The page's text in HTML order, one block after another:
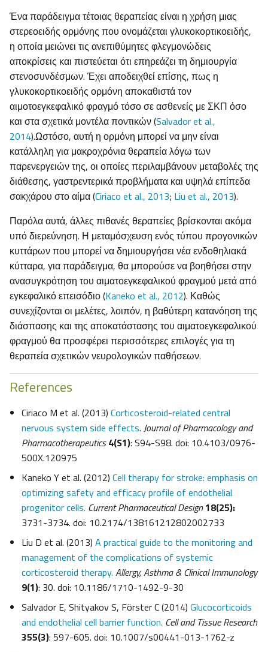
Ένα παράδειγμα τέτοιας θεραπείας είναι η χρήση μιας
στερεοειδής ορμόνης που ονομάζεται γλυκοκορτικοειδής,
η οποία μειώνει τις ανεπιθύμητες φλεγμονώδεις
αποκρίσεις και πιστεύεται ότι επηρεάζει τη δημιουργία
στενοσυνδέσμων. Έχει αποδειχθεί επίσης, πως η
γλυκοκορτικοειδής ορμόνη αποκαθιστά τον
αιμοτοεγκεφαλικό φραγμό τόσο σε ασθενείς με ΣΚΠ όσο
και στα σχετικά μοντέλα ποντικών (Salvador et al.,
2014).Ωστόσο, αυτή η ορμόνη μπορεί να μην είναι
κατάλληλη για μακροχρόνια θεραπεία λόγω των
παρενεργειών της, οι οποίες περιλαμβάνουν μεταβολές της
διάθεσης, γαστρεντερικά προβλήματα και υψηλά επίπεδα
σακχάρου στο αίμα (Ciriaco et al., 2013; Liu et al., 2013).
Παρόλα αυτά, άλλες πιθανές θεραπείες βρίσκονται ακόμα
υπό διερεύνηση. Η μεταμόσχευση ενός τύπου προγονικών
κυττάρων που μπορεί να δημιουργήσει νέα ενδοθηλιακά
κύτταρα, για παράδειγμα, θα μπορούσε να βοηθήσει στην
ανασυγκρότηση του αιματοεγκεφαλικού φραγμού μετά από
εγκεφαλικό επεισόδιο (Kaneko et al., 2012). Καθώς
συνεχίζονται οι μελέτες, λοιπόν, η βαθύτερη κατανόηση της
διάσπασης και της αποκατάστασης του αιματοεγκεφαλικού
φραγμού θα προσφέρει περισσότερες επιλογές για τη
θεραπεία σχετικών νευρολογικών παθήσεων.
References
Ciriaco M et al. (2013) Corticosteroid-related central
nervous system side effects. Journal of Pharmacology and
Pharmacotherapeutics 4(S1): S94-S98. doi: 10.4103/0976-
500X.120975
Kaneko Y et al. (2012) Cell therapy for stroke: emphasis on
optimizing safety and efficacy profile of endothelial
progenitor cells. Current Pharmaceutical Design18(25):
3731-3734. doi: 10.2174/138161212802002733
Liu D et al. (2013) A practical guide to the monitoring and
management of the complications of systemic
corticosteroid therapy. Allergy, Asthma & Clinical Immunology
9(1): 30. doi: 10.1186/1710-1492-9-30
Salvador E, Shityakov S, Förster C (2014) Glucocorticoids
and endothelial cell barrier function. Cell and Tissue Research
355(3): 597-605. doi: 10.1007/s00441-013-1762-z